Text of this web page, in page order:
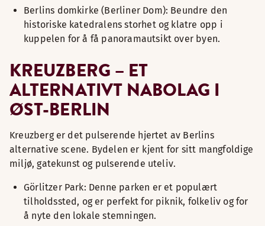
Berlins domkirke (Berliner Dom): Beundre den
historiske katedralens storhet og klatre opp i
kuppelen for å få panoramautsikt over byen.
KREUZBERG – ET
ALTERNATIVT NABOLAG I
ØST-BERLIN
Kreuzberg er det pulserende hjertet av Berlins
alternative scene. Bydelen er kjent for sitt mangfoldige
miljø, gatekunst og pulserende uteliv.
Görlitzer Park: Denne parken er et populært
tilholdssted, og er perfekt for piknik, folkeliv og for
å nyte den lokale stemningen.